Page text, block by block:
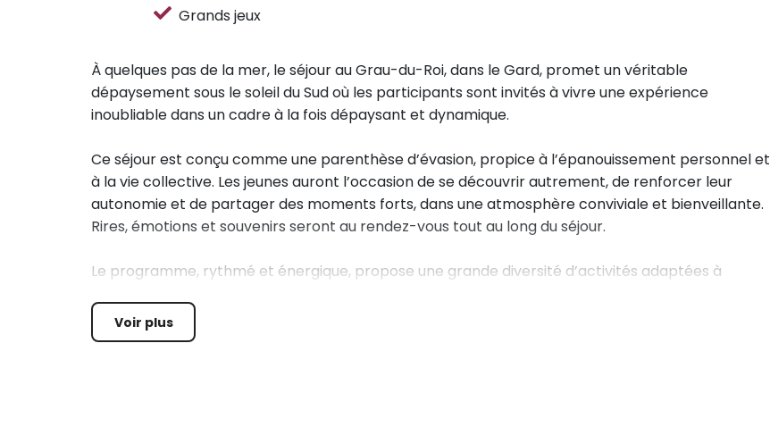
Grands jeux
À quelques pas de la mer, le séjour au Grau-du-Roi, dans le Gard, promet un véritable
dépaysement sous le soleil du Sud où les participants sont invités à vivre une expérience
inoubliable dans un cadre à la fois dépaysant et dynamique.
Ce séjour est conçu comme une parenthèse d’évasion, propice à l’épanouissement personnel et
à la vie collective. Les jeunes auront l’occasion de se découvrir autrement, de renforcer leur
autonomie et de partager des moments forts, dans une atmosphère conviviale et bienveillante.
Rires, émotions et souvenirs seront au rendez-vous tout au long du séjour.
Le programme, rythmé et énergique, propose une grande diversité d’activités adaptées à
Les activités nautiques occuperont une place centrale, avec des temps de baignade en mer et
Voir plus